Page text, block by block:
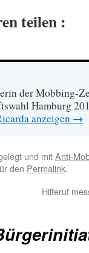
teilen :
der Mobbing-
Hamburg
anzeigen →
und mitAnti-
den Permalink.
Hilferuf